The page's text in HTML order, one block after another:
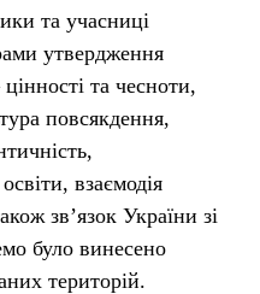
та учасниці
утвердження
та чесноти,
повсякдення,
взаємодія
зв’язок України зі
було винесено
територій.